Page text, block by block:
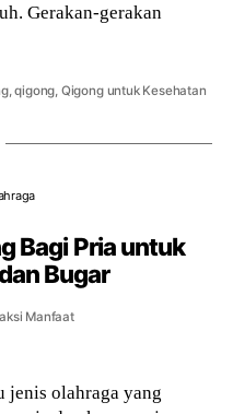
Gerakan-gerakan
,qigong, Qigong untuk Kesehatan
Bagi Pria untuk
Bugar
Manfaat
jenis olahraga yang